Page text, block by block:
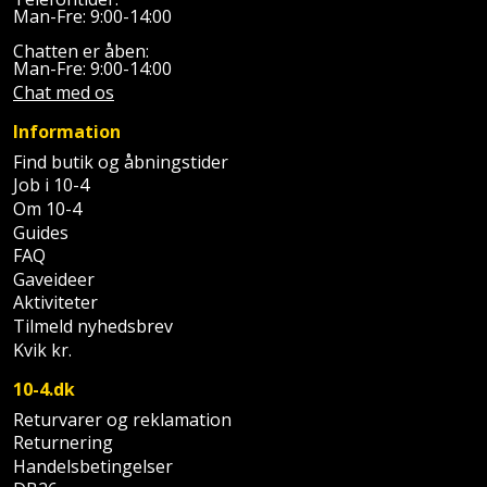
WinWin
plader
Savbuk
Savklinge
Skraber
Skruestik
Skruetrækker
Skruetvinge
Slibeartikler
Smøring
og
rustopløser
Kompressor
Lader
Limpistol
Linjelaser
Loddekolbe
Luftværktøj
Malersprøjte
Lommelygte
Merchandise
Mobiltilbehør
Pavillon
Personlig
pleje
Plantekasser
Postkasse
Postkassestander
Man-Fre: 9:00-14:00
Chatten er åben:
Man-Fre: 9:00-14:00
Chat med os
Information
Find butik og åbningstider
Job i 10-4
Om 10-4
Guides
FAQ
Gaveideer
Aktiviteter
Tilmeld nyhedsbrev
Kvik kr.
10-4.dk
Returvarer og reklamation
Returnering
Handelsbetingelser